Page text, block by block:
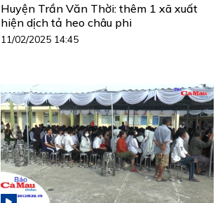
Huyện Trần Văn Thời: thêm 1 xã xuất
hiện dịch tả heo châu phi
11/02/2025 14:45